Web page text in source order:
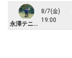
永澤テニス教室
8/7(金)
19:00